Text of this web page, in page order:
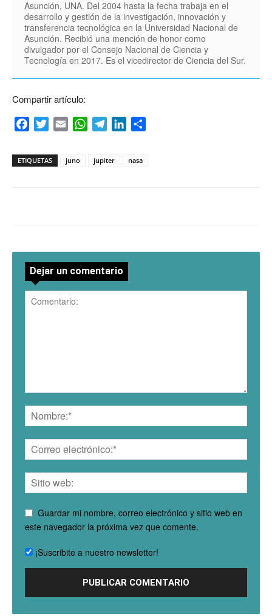
Asunción, UNA. Del 2004 hasta la fecha trabaja en el
desarrollo y gestión de la investigación, innovación y
transferencia tecnológica en la Universidad Nacional de
Asunción. Recibió una mención de honor como
divulgador por el Consejo Nacional de Ciencia y
Tecnología en 2017. Es el vicedirector de Ciencia del Sur.
Compartir artículo:
FacebookTwitterEmail WhatsAppTelegramLinkedIn
ETIQUETAS juno jupiter nasa
Dejar un comentario
Guardar mi nombre, correo electrónico y sitio web en
este navegador la próxima vez que comente.
¡Suscribite a nuestro newsletter!